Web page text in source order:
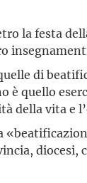
la festa
di
quello
della vita e